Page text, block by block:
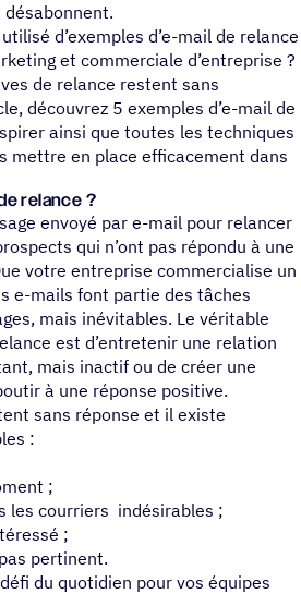
désabonnent.
d’exemples d’e-mail de relance
et commerciale d’entreprise ?
de relance restent sans
découvrez 5 exemples d’e-mail de
ainsi que toutes les techniques
mettre en place efficacement dans
relance ?
envoyé par e-mail pour relancer
qui n’ont pas répondu à une
votre entreprise commercialise un
e-mails font partie des tâches
mais inévitables. Le véritable
est d’entretenir une relation
mais inactif ou de créer une
à une réponse positive.
sans réponse et il existe
:
;
les courriers indésirables ;
;
pertinent.
du quotidien pour vos équipes